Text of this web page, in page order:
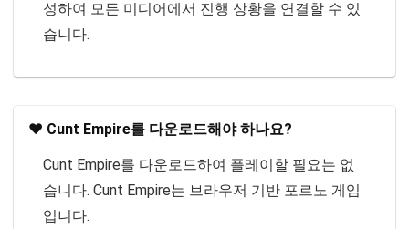
성하여 모든 미디어에서 진행 상황을 연결할 수 있
습니다.
❤️ Cunt Empire를 다운로드해야 하나요?
Cunt Empire를 다운로드하여 플레이할 필요는 없
습니다. Cunt Empire는 브라우저 기반 포르노 게임
입니다.